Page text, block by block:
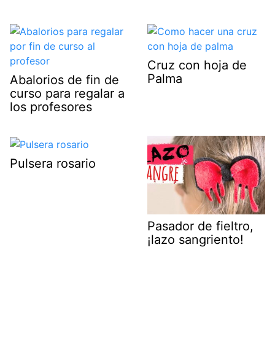
Abalorios de fin de
curso para regalar a
los profesores
Cruz con hoja de
Palma
Pulsera rosario
Pasador de fieltro,
¡lazo sangriento!